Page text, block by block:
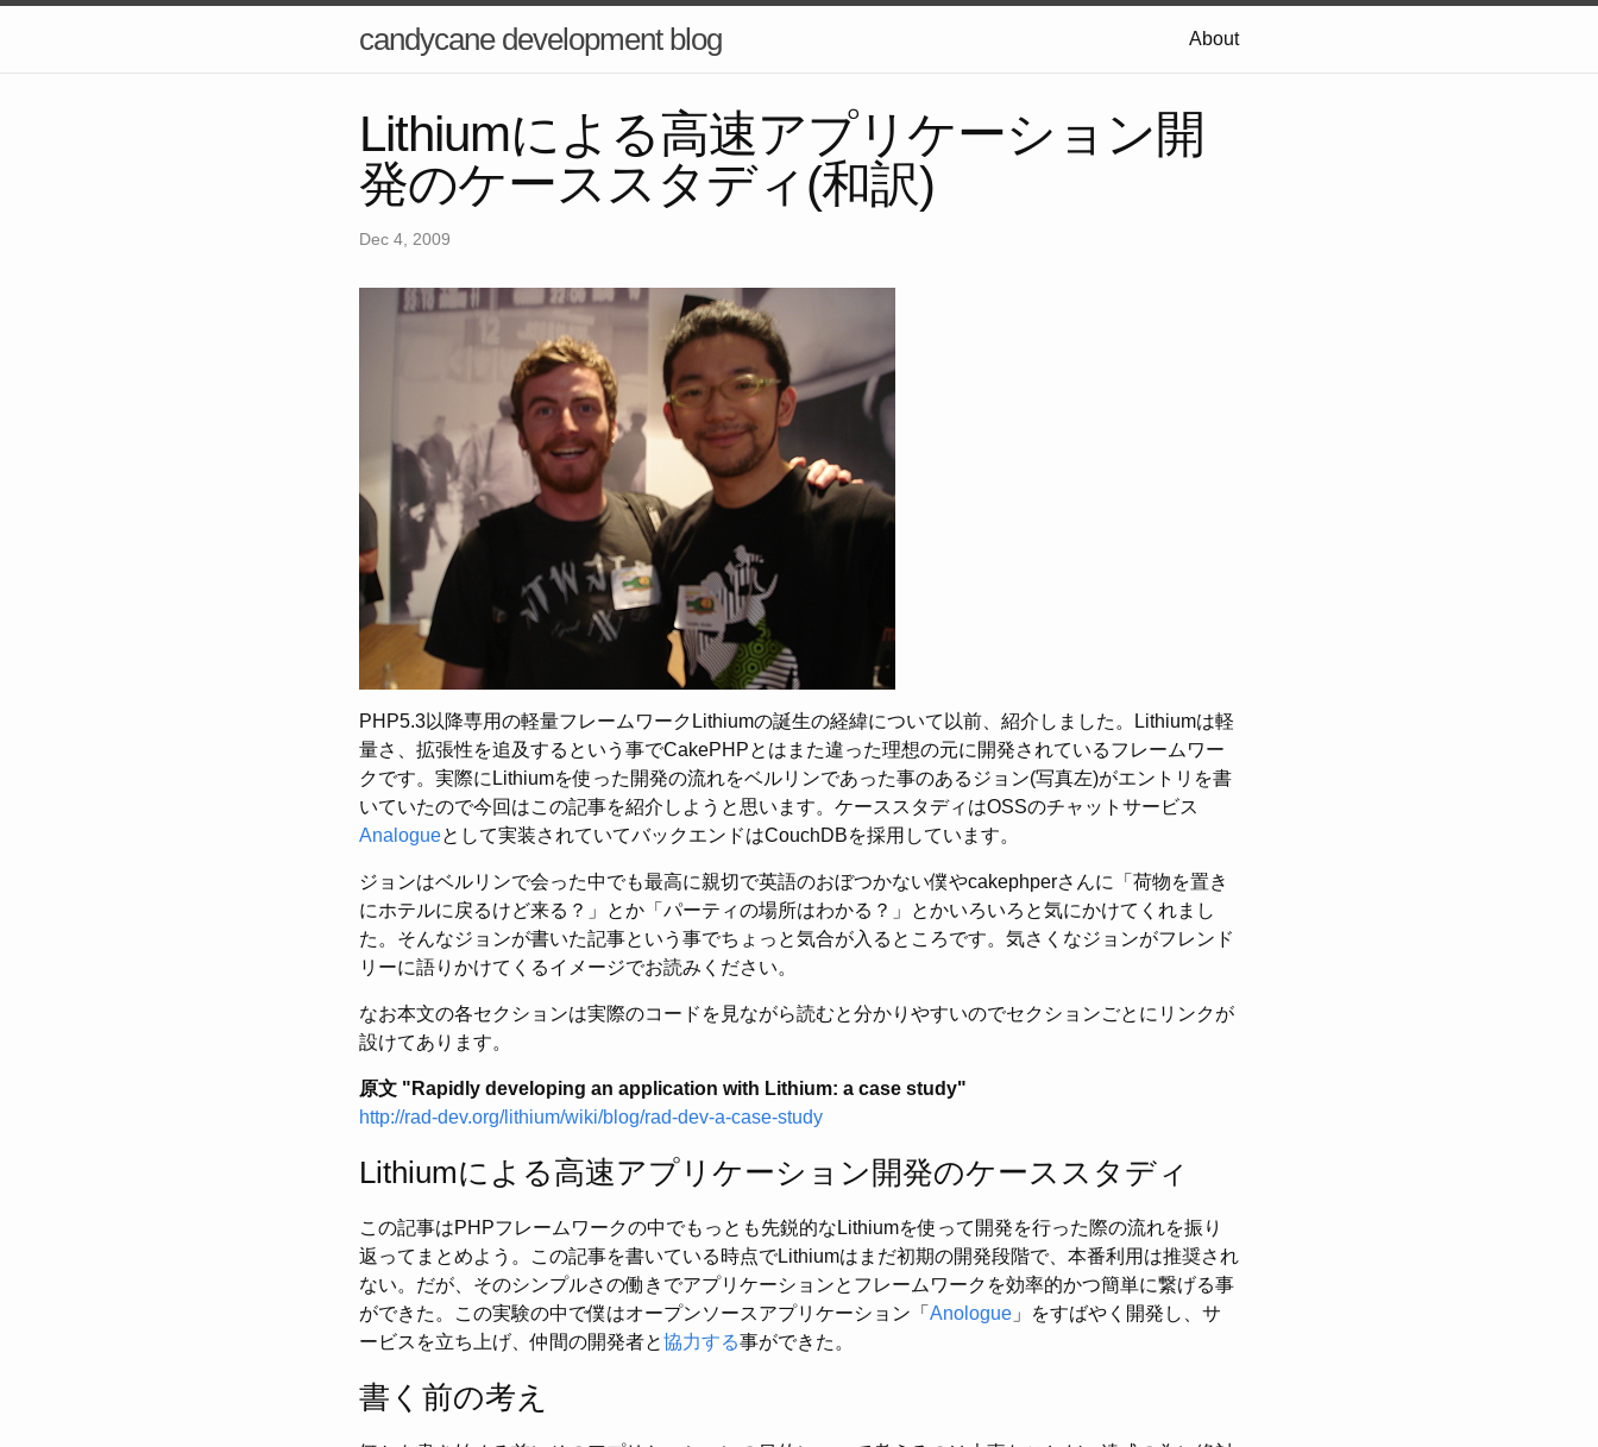
candycane development blog About
Lithiumによる高速アプリケーション開
発のケーススタディ(和訳)
Dec 4, 2009
PHP5.3以降専用の軽量フレームワークLithiumの誕生の経緯について以前、紹介しました。Lithiumは軽
量さ、拡張性を追及するという事でCakePHPとはまた違った理想の元に開発されているフレームワー
クです。実際にLithiumを使った開発の流れをベルリンであった事のあるジョン(写真左)がエントリを書
いていたので今回はこの記事を紹介しようと思います。ケーススタディはOSSのチャットサービス
Analogueとして実装されていてバックエンドはCouchDBを採用しています。
ジョンはベルリンで会った中でも最高に親切で英語のおぼつかない僕やcakephperさんに「荷物を置き
にホテルに戻るけど来る？」とか「パーティの場所はわかる？」とかいろいろと気にかけてくれまし
た。そんなジョンが書いた記事という事でちょっと気合が入るところです。気さくなジョンがフレンド
リーに語りかけてくるイメージでお読みください。
なお本文の各セクションは実際のコードを見ながら読むと分かりやすいのでセクションごとにリンクが
設けてあります。
原文 "Rapidly developing an application with Lithium: a case study"
http://rad-dev.org/lithium/wiki/blog/rad-dev-a-case-study
Lithiumによる高速アプリケーション開発のケーススタディ
この記事はPHPフレームワークの中でもっとも先鋭的なLithiumを使って開発を行った際の流れを振り
返ってまとめよう。この記事を書いている時点でLithiumはまだ初期の開発段階で、本番利用は推奨され
ない。だが、そのシンプルさの働きでアプリケーションとフレームワークを効率的かつ簡単に繋げる事
ができた。この実験の中で僕はオープンソースアプリケーション「 Anologue 」をすばやく開発し、サ
ービスを立ち上げ、仲間の開発者と協力する事ができた。
書く前の考え